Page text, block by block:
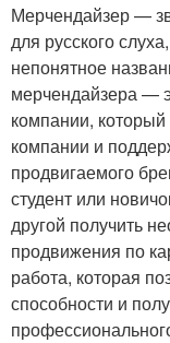
Мерчендайзер —
для русского
непонятное
мерчендайзера —
компании,
компании и
продвигаемого
студент или
другой получить
продвижения по
работа, которая
способности и